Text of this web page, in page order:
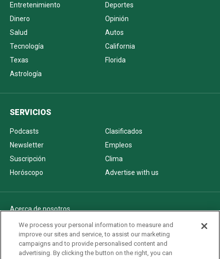
Entretenimiento
Deportes
Dinero
Opinión
Salud
Autos
Tecnología
California
Texas
Florida
Astrología
SERVICIOS
Podcasts
Clasificados
Newsletter
Empleos
Suscripción
Clima
Horóscopo
Advertise with us
Acerca de nosotros
Politica de privacidad
Pautas Editoriales
AdChoices
We process your personal information to measure and
improve our sites and service, to assist our marketing
campaigns and to provide personalised content and
advertising. By clicking the button on the right, you can